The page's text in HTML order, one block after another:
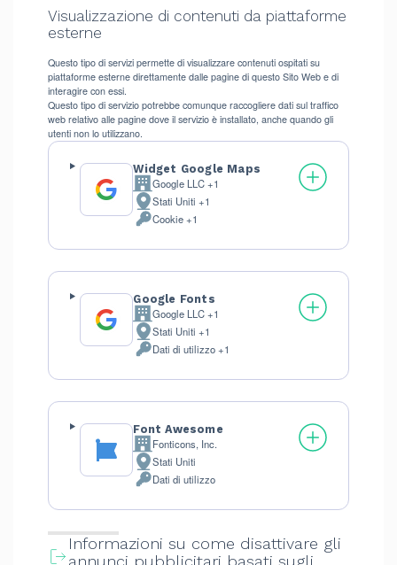
Visualizzazione di contenuti da piattaforme
esterne
Questo tipo di servizi permette di visualizzare contenuti ospitati su
piattaforme esterne direttamente dalle pagine di questo Sito Web e di
interagire con essi.
Questo tipo di servizio potrebbe comunque raccogliere dati sul traffico
web relativo alle pagine dove il servizio è installato, anche quando gli
utenti non lo utilizzano.
Widget Google Maps
Azienda:Google LLC +1
Luogo
del
Stati Uniti +1
Dati
trattati:
Cookie +1
Google Fonts
Azienda:Google LLC +1
Luogo
del
Stati Uniti +1
Dati
trattati:
Dati di utilizzo +1
Font Awesome
Azienda:Fonticons, Inc.
Luogo
del
Stati Uniti
Dati
trattati:
Dati di utilizzo
Informazioni su come disattivare gli
annunci pubblicitari basati sugli